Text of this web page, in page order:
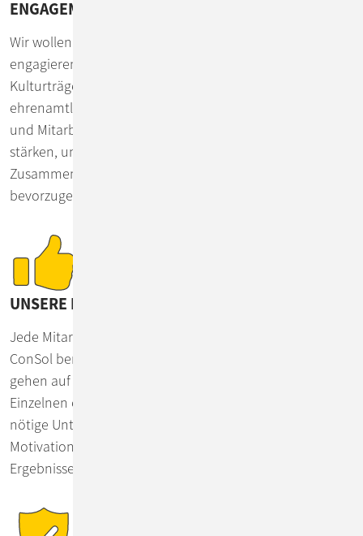
ENGAGEMENT
Wir wollen unseren Unternehmenserfolg teilen. So
engagieren wir uns für Kinder in Not oder lokale
Kulturträger und Vereine. Auch fördern wir
ehrenamtliches Engagement unserer Mitarbeiterinnen
und Mitarbeiter. Mit dem Ziel, unser lokales Umfeld zu
stärken, unterstützen wir Bildung in der Region durch
Zusammenarbeit mit Schulen und Hochschulen und
bevorzugen regionale Lieferant*innen.
UNSERE MITARBEITERFÜHRUNG
Jede Mitarbeiterin und jeder Mitarbeiter kann sich bei
ConSol beruflich und persönlich weiterentwickeln. Wir
gehen auf individuelle Bedürfnisse des oder der
Einzelnen ein, legen gemeinsam Ziele fest und bieten die
nötige Unterstützung zu deren Erreichung. Hohe
Motivation in einem passenden Arbeitsumfeld optimiert
Ergebnisse und Zufriedenheit.